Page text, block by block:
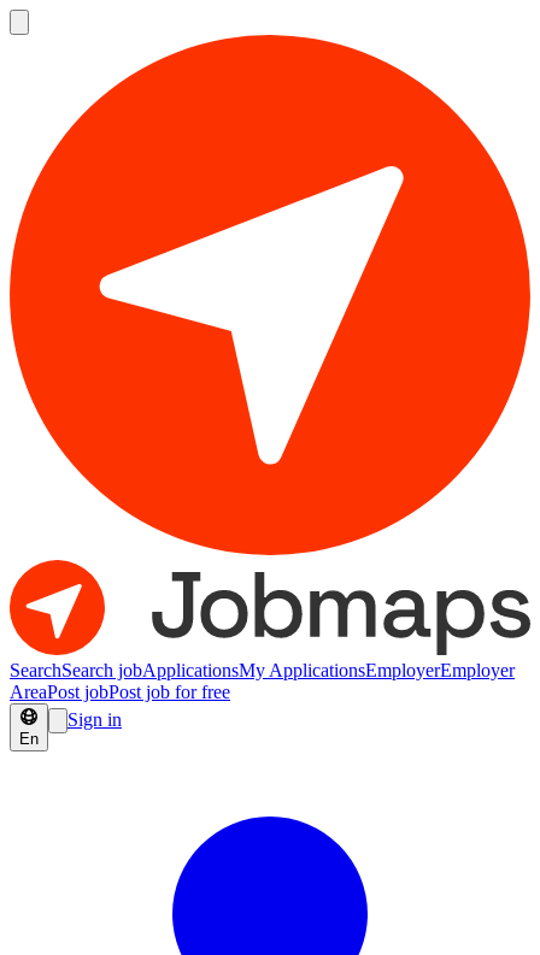
SearchSearch jobApplicationsMy ApplicationsEmployerEmployer
AreaPost jobPost job for free
En
Sign in